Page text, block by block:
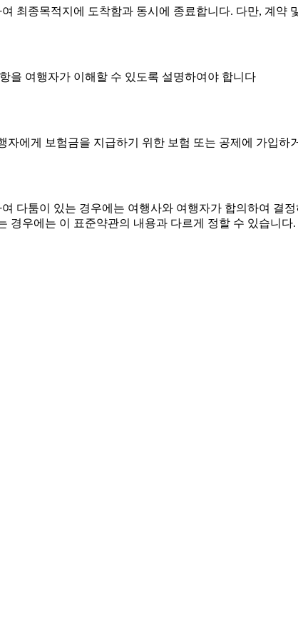
최종목적지에 도착함과 동시에 종료합니다. 다만, 계약
을 여행자가 이해할 수 있도록 설명하여야 합니다
에게 보험금을 지급하기 위한 보험 또는 공제에 가입하
다툼이 있는 경우에는 여행사와 여행자가 합의하여 결
우에는 이 표준약관의 내용과 다르게 정할 수 있습니다.